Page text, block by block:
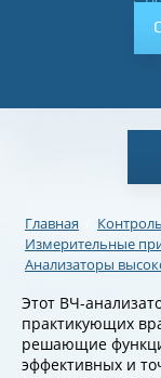
Главная
Измерительные
Анализаторы
Этот ВЧ-
практикующих
решающие
эффективных и